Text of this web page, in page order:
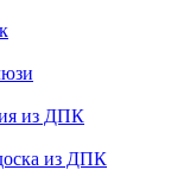
из ДПК
из ДПК